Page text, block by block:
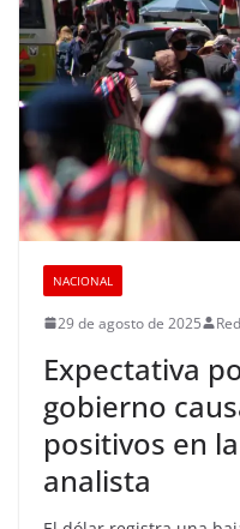
NACIONAL
29 de agosto de 2025
Expectativa
gobierno
positivos en
analista